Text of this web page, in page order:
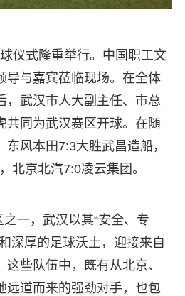
仪式隆重举行。中国职工文
导与嘉宾莅临现场。在全体
，武汉市人大副主任、市总
共同为武汉赛区开球。在随
风本田7:3大胜武昌造船，
北京北汽7:0凌云集团。
一，武汉以其“安全、专
深厚的足球沃土，迎接来自
些队伍中，既有从北京、
远道而来的强劲对手，也包